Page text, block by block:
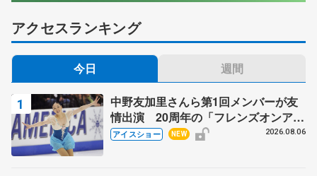
アクセスランキング
今日 週間
中野友加里さんら第1回メンバーが友
情出演 20周年の「フレンズオンアイ
ス」 宮本賢二さん、有川梨絵さん、
アイスショー NEW 2026.08.06